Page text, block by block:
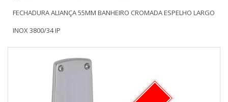
FECHADURA ALIANÇA 55MM BANHEIRO CROMADA ESPELHO LARGO
INOX 3800/34 IP